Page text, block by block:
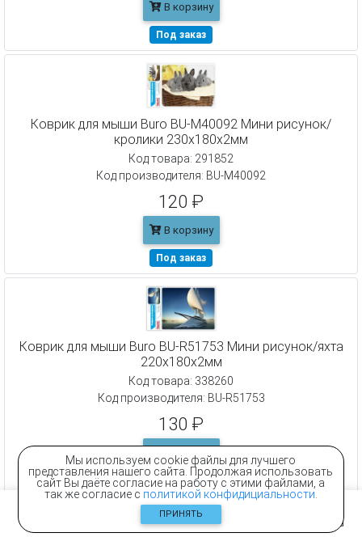
Мы используем cookie файлы для лучшего
представления нашего сайта. Продолжая использовать
сайт Вы даёте согласие на работу с этими файлами, а
так же согласие с политикой конфидициальности
ПРИНЯТЬ
В корзину
Под заказ
Коврик для мыши Buro BU-M40092 Мини рисунок/
кролики 230x180x2мм
Код товара: 291852
Код производителя: BU-M40092
120 ₽
В корзину
Под заказ
Коврик для мыши Buro BU-R51753 Мини рисунок/яхта
220x180x2мм
Код товара: 338260
Код производителя: BU-R51753
130 ₽
Под заказ
Контакты Корзина